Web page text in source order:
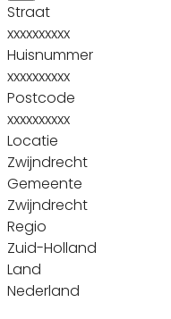
Straat
xxxxxxxxxx
Huisnummer
xxxxxxxxxx
Postcode
xxxxxxxxxx
Locatie
Zwijndrecht
Gemeente
Zwijndrecht
Regio
Zuid-Holland
Land
Nederland